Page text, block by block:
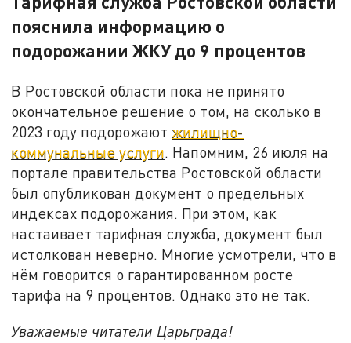
пояснила информацию о
подорожании ЖКУ до 9 процентов
В Ростовской области пока не принято
окончательное решение о том, на сколько в
2023 году подорожают жилищно-
коммунальные услуги. Напомним, 26 июля на
портале правительства Ростовской области
был опубликован документ о предельных
индексах подорожания. При этом, как
настаивает тарифная служба, документ был
истолкован неверно. Многие усмотрели, что в
нём говорится о гарантированном росте
тарифа на 9 процентов. Однако это не так.
Уважаемые читатели Царьграда!